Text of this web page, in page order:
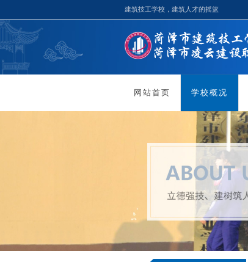
建筑技工学校，建筑人才的摇篮
网站首页 学校概况